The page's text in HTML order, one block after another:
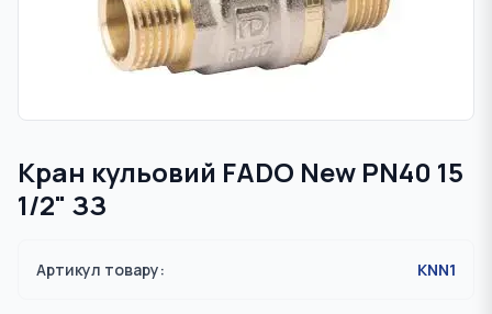
Кран кульовий FADO New PN40 15
1/2" ЗЗ
Артикул товару: KNN1